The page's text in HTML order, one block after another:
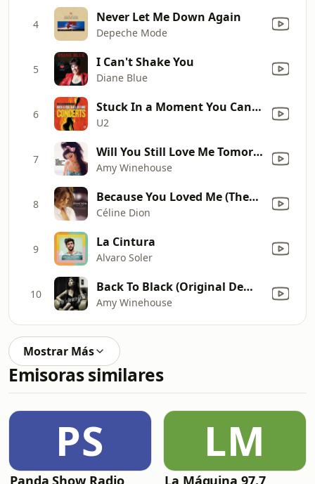
4 Never Let Me Down Again
Depeche Mode
5 I Can't Shake You
Diane Blue
6 Stuck In a Moment You Can't Get Out Of (with Mick Jagger) [Live]
U2
7 Will You Still Love Me Tomorrow? (2011)
Amy Winehouse
8 Because You Loved Me (Theme from "Up Close and Personal")
Céline Dion
9 La Cintura
Alvaro Soler
10 Back To Black (Original Demo)
Amy Winehouse
Mostrar Más
Emisoras similares
PS
Panda Show Radio
LM
La Máquina 97.7